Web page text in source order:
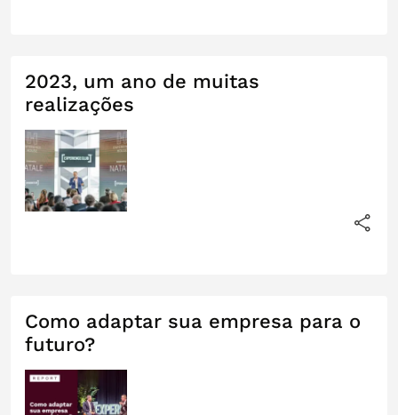
2023, um ano de muitas
realizações
Como adaptar sua empresa para o
futuro?